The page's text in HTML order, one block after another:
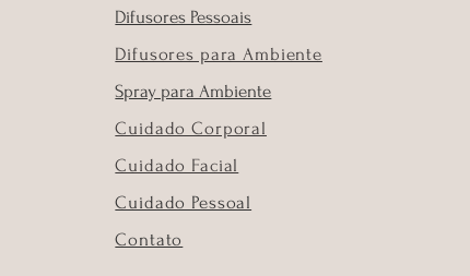
Difusores Pessoais
Difusores para Ambiente
Spray para Ambiente
Cuidado Corporal
Cuidado Facial
Cuidado Pessoal
Contato